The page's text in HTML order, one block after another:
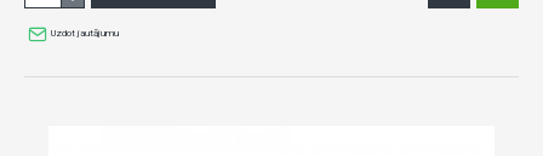
Uzdot jautājumu